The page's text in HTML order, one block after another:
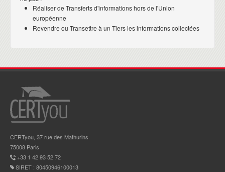
Réaliser de Transferts d'informations hors de l'Union
européenne
Revendre ou Transettre à un Tiers les informations collectées
CERTyou, 37 rue des Mathurins
75008 Paris
+33 1 42 93 52 72
SIRET : 80450946100013